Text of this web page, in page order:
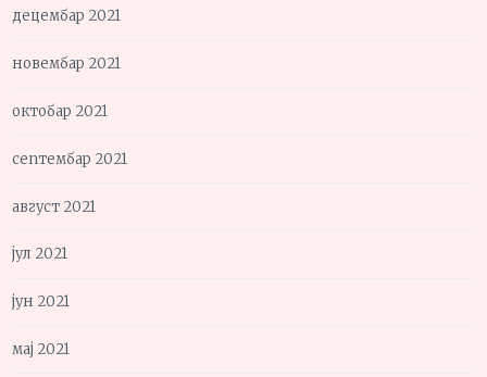
децембар 2021
новембар 2021
октобар 2021
септембар 2021
август 2021
јул 2021
јун 2021
мај 2021